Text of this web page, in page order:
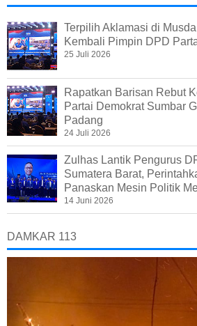
Terpilih Aklamasi di
Kembali Pimpin DPD
25 Juli 2026
Rapatkan Barisan Rebut
Partai Demokrat Sumbar
Padang
24 Juli 2026
Zulhas Lantik Pengurus
Sumatera Barat,
Panaskan Mesin Politik
14 Juni 2026
DAMKAR 113